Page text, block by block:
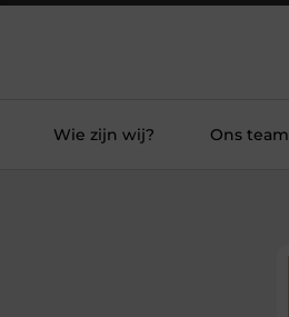
Wie zijn wij? Ons team